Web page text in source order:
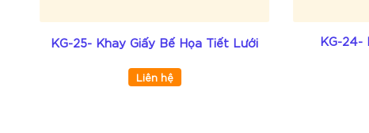
Giao hàng toàn quốc, miễn phí nội thành
Tư vấn mẫu mã miễn phí, cam kết đúng chất
KG-25- Khay Giấy Bế Họa Tiết Lưới
Liên hệ
KG-24-